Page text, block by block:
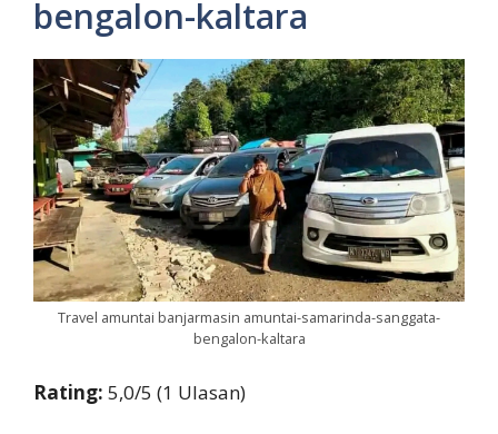
bengalon-kaltara
Travel amuntai banjarmasin amuntai-samarinda-sanggata-
bengalon-kaltara
Rating: 5,0/5 (1 Ulasan)